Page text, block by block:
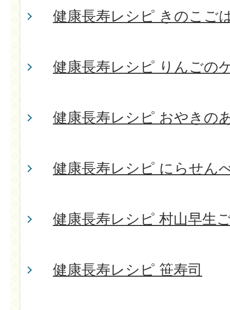
健康長寿レシピ きのこご
健康長寿レシピ りんごの
健康長寿レシピ おやきの
健康長寿レシピ にらせん
健康長寿レシピ 村山早生
健康長寿レシピ 笹寿司